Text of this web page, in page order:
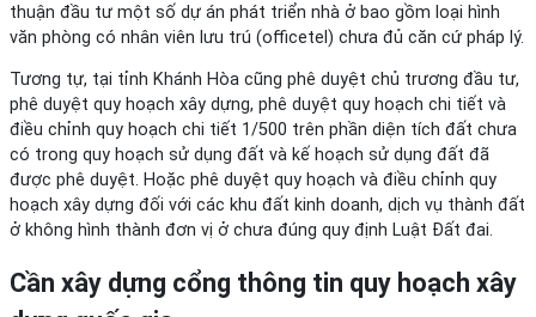
thuận đầu tư một số dự án phát triển nhà ở bao gồm loại hình
văn phòng có nhân viên lưu trú (officetel) chưa đủ căn cứ pháp lý.
Tương tự, tại tỉnh Khánh Hòa cũng phê duyệt chủ trương đầu tư,
phê duyệt quy hoạch xây dựng, phê duyệt quy hoạch chi tiết và
điều chỉnh quy hoạch chi tiết 1/500 trên phần diện tích đất chưa
có trong quy hoạch sử dụng đất và kế hoạch sử dụng đất đã
được phê duyệt. Hoặc phê duyệt quy hoạch và điều chỉnh quy
hoạch xây dựng đối với các khu đất kinh doanh, dịch vụ thành đất
ở không hình thành đơn vị ở chưa đúng quy định Luật Đất đai.
Cần xây dựng cổng thông tin quy hoạch xây